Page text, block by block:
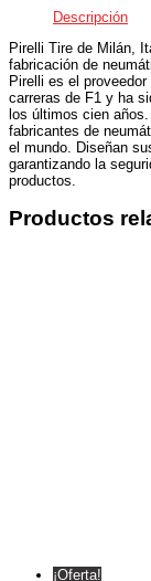
Descripción
Pirelli Tire de Milán,
fabricación de
Pirelli es el
carreras de F1 y ha
los últimos cien
fabricantes de
el mundo. Diseñan
garantizando la
productos.
Productos
¡Oferta!